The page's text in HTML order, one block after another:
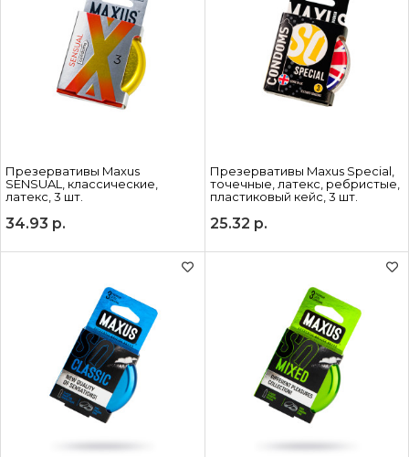
Презервативы Maxus
SENSUAL, классические,
латекс, 3 шт.
34.93 р.
Презервативы Maxus Special,
точечные, латекс, ребристые,
пластиковый кейс, 3 шт.
25.32 р.